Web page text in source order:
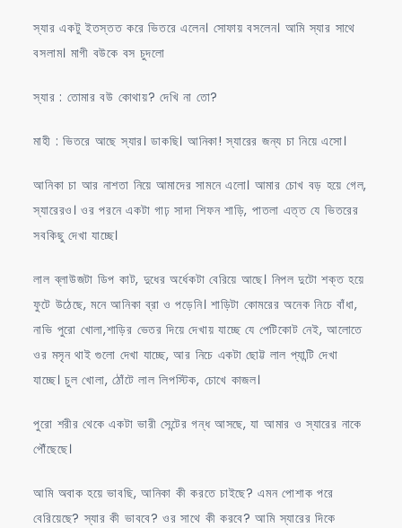
স্যার একটু ইতস্তত করে ভিতরে এলেন। সোফায় বসলেন। আমি স্যার সাথে
বসলাম। মাগী বউকে বস চুদলো
স্যার : তোমার বউ কোথায়? দেখি না তো?
মাহী : ভিতরে আছে স্যার। ডাকছি। আনিকা! স্যারের জন্য চা নিয়ে এসো।
আনিকা চা আর নাশতা নিয়ে আমাদের সামনে এলো। আমার চোখ বড় হয়ে গেল,
স্যারেরও। ওর পরনে একটা গাঢ় সাদা শিফন শাড়ি, পাতলা এত্ত যে ভিতরের
সবকিছু দেখা যাচ্ছে।
লাল ব্লাউজটা ডিপ কাট, দুধের অর্ধেকটা বেরিয়ে আছে। নিপল দুটো শক্ত হয়ে
ফুটে উঠেছে, মনে আনিকা ব্রা ও পড়েনি। শাড়িটা কোমরের অনেক নিচে বাঁধা,
নাভি পুরো খোলা,শাড়ির ভেতর দিয়ে দেখায় যাচ্ছে যে পেটিকোট নেই, আলোতে
ওর মসৃন থাই গুলো দেখা যাচ্ছে, আর নিচে একটা ছোট্ট লাল প্যান্টি দেখা
যাচ্ছে। চুল খোলা, ঠোঁটে লাল লিপস্টিক, চোখে কাজল।
পুরো শরীর থেকে একটা ভারী সেন্টের গন্ধ আসছে, যা আমার ও স্যারের নাকে
পৌঁছেছে।
আমি অবাক হয়ে ভাবছি, আনিকা কী করতে চাইছে? এমন পোশাক পরে
বেরিয়েছে? স্যার কী ভাববে? ওর সাথে কী করবে? আমি স্যারের দিকে